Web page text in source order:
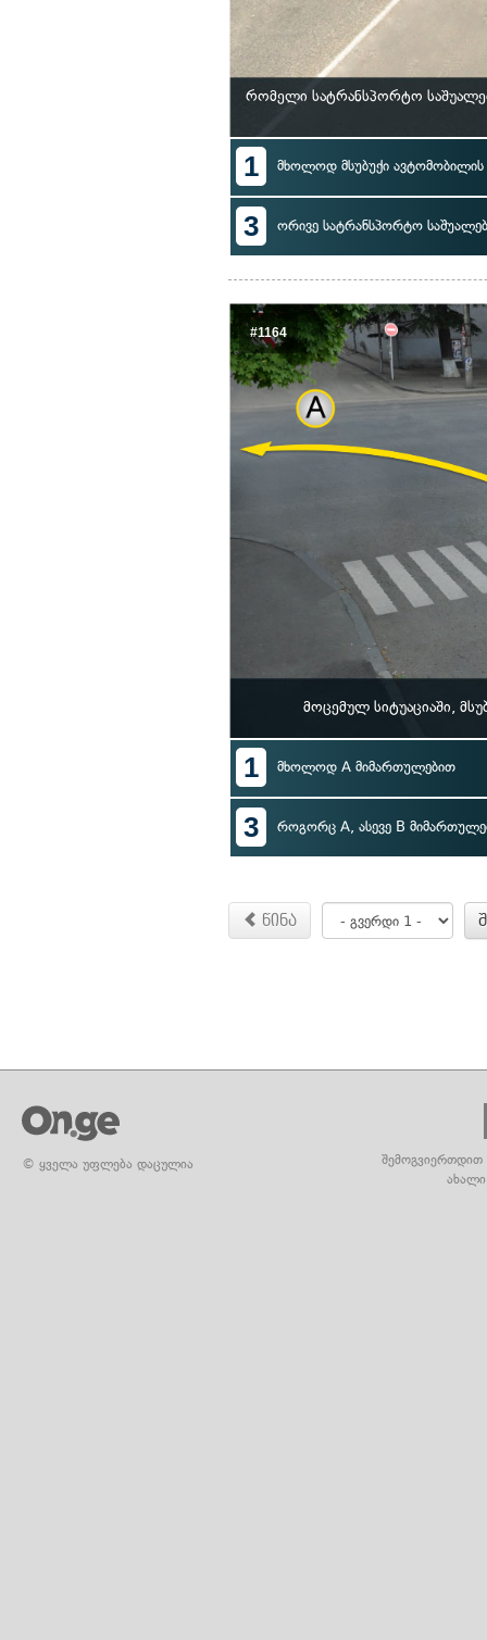
რომელი სატრანსპორტო
1 მხოლოდ მსუბუქი
3 ორივე სატრანსპორტო
#1164
მოცემულ სიტუაციაში,
1 მხოლოდ A მიმართულებით
3 როგორც A, ასევე B
წინა
© ყველა უფლება დაცულია
შემოგვიერთდით
ახალი